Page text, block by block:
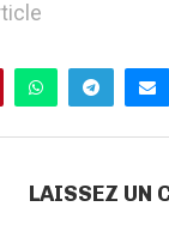
LAISSEZ UN